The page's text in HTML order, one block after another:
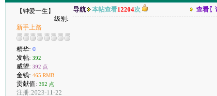
【钟爱一生】
级别:
新手上路
精华: 0
发帖: 392
威望: 392 点
金钱: 465 RMB
贡献值: 392 点
注册:2023-11-22
导航 本帖查看12204次 查看〖